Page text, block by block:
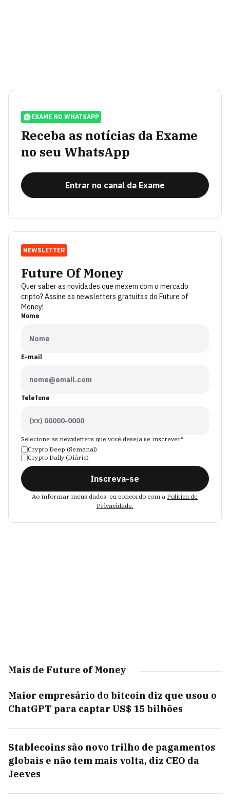
EXAME NO WHATSAPP
Receba as notícias da Exame
no seu WhatsApp
Entrar no canal da Exame
NEWSLETTER
Future Of Money
Quer saber as novidades que mexem com o mercado
cripto? Assine as newsletters gratuitas do Future of
Money!
Nome
E-mail
Telefone
Selecione as newsletters que você deseja se inscrever*
Crypto Deep (Semanal)
Crypto Daily (Diária)
Inscreva-se
Ao informar meus dados, eu concordo com a Política de
Privacidade.
Mais de Future of Money
Maior empresário do bitcoin diz que usou o
ChatGPT para captar US$ 15 bilhões
Stablecoins são novo trilho de pagamentos
globais e não tem mais volta, diz CEO da
Jeeves